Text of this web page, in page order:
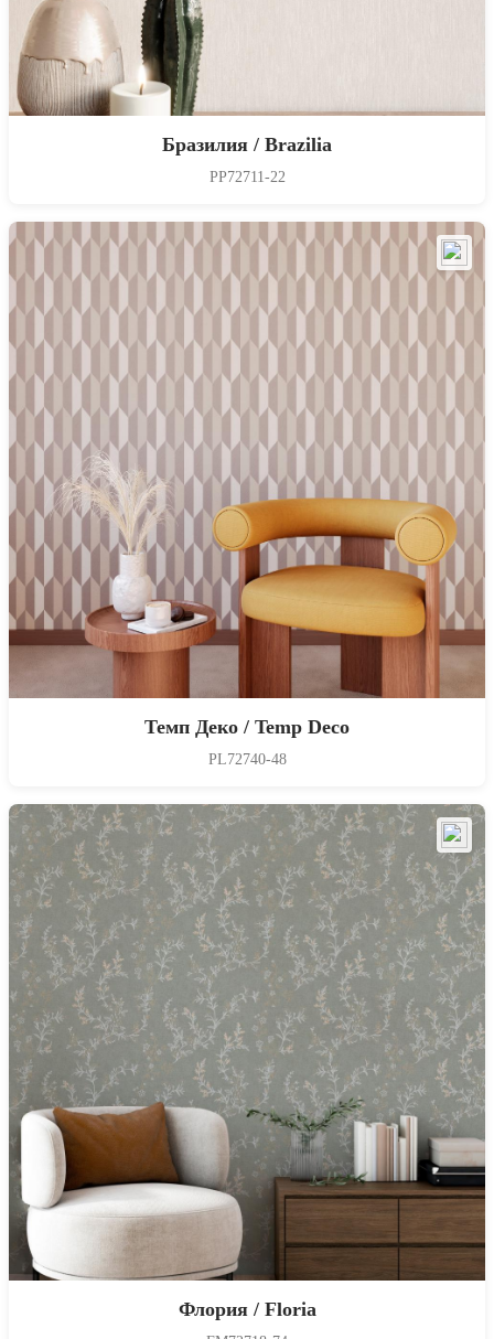
Бразилия / Brazilia
PP72711-22
Темп Деко / Temp Deco
PL72740-48
Флория / Floria